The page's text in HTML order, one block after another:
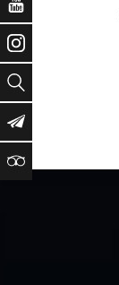
Instagram
Vyhledat
Newsletter
TripAdvisor